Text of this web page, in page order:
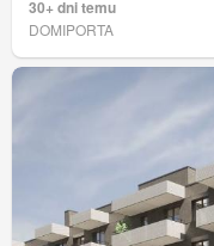
30+ dni temu
DOMIPORTA